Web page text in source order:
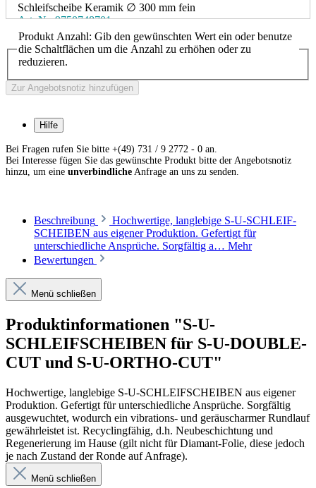
Schleifscheibe Keramik ∅ 300 mm fein
Art. Nr. 9750748701
Art. Nr. 9750750701
Menge
Schleifscheibe Diamant Classic ∅ 300 mm fein
Art. Nr. 9750751701
Schleifscheibe Diamant Premium ∅ 300 mm grob
Art. Nr. 9750759701
Schleifscheibe Diamant Premium ∅ 300 mm fein
Art. Nr. 9750785701
Menge
Produkt Anzahl: Gib den gewünschten Wert ein oder benutze
die Schaltflächen um die Anzahl zu erhöhen oder zu
reduzieren.
Zur Angebotsnotiz hinzufügen
Hilfe
Bei Fragen rufen Sie bitte +(49) 731 / 9 2772 - 0 an.
Bei Interesse fügen Sie das gewünschte Produkt bitte der Angebotsnotiz
hinzu, um eine unverbindliche Anfrage an uns zu senden.
Beschreibung
Hochwertige, langlebige S-U-SCHLEIF­
SCHEIBEN aus eigener Produktion. Gefertigt für
unterschied­liche Ansprüche. Sorgfältig a… Mehr
Bewertungen
Menü schließen
Produktinformationen "S-U-
SCHLEIFSCHEIBEN für S-U-DOUBLE-
CUT und S-U-ORTHO-CUT"
Hochwertige, langlebige S-U-SCHLEIF­SCHEIBEN aus eigener
Produktion. Gefertigt für unterschied­liche Ansprüche. Sorgfältig
ausgewuchtet, wodurch ein vibrations- und geräuscharmer Rundlauf
gewährleistet ist. Recycling­fähig, d.h. Neubeschichtung und
Regenerierung im Hause (gilt nicht für Diamant-Folie, diese jedoch
je nach Zustand der Ronde auf Anfrage).
Menü schließen